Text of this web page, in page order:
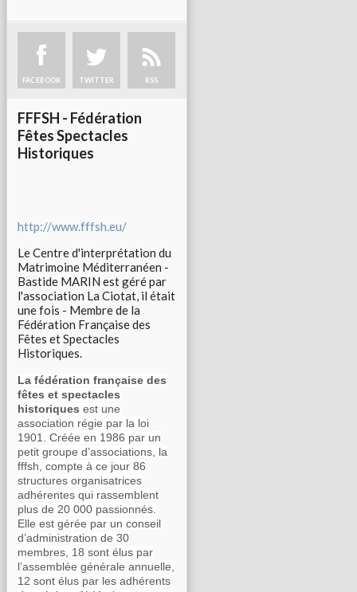
FACEBOOK TWITTER RSS
FFFSH - Fédération
Fêtes Spectacles
Historiques
http://www.fffsh.eu/
Le Centre d'interprétation du
Matrimoine Méditerranéen -
Bastide MARIN est géré par
l'association La Ciotat, il était
une fois - Membre de la
Fédération Française des
Fêtes et Spectacles
Historiques.
La fédération française des
fêtes et spectacles
historiques est une
association régie par la loi
1901. Créée en 1986 par un
petit groupe d’associations, la
fffsh, compte à ce jour 86
structures organisatrices
adhérentes qui rassemblent
plus de 20 000 passionnés.
Elle est gérée par un conseil
d’administration de 30
membres, 18 sont élus par
l’assemblée générale annuelle,
12 sont élus par les adhérents